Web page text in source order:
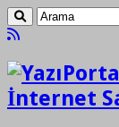
İnternet